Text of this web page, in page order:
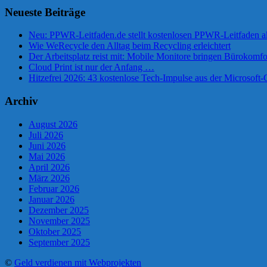
Neueste Beiträge
Neu: PPWR-Leitfaden.de stellt kostenlosen PPWR-Leitfaden
Wie WeRecycle den Alltag beim Recycling erleichtert
Der Arbeitsplatz reist mit: Mobile Monitore bringen
Cloud Print ist nur der Anfang …
Hitzefrei 2026: 43 kostenlose Tech-Impulse aus der
Archiv
August 2026
Juli 2026
Juni 2026
Mai 2026
April 2026
März 2026
Februar 2026
Januar 2026
Dezember 2025
November 2025
Oktober 2025
September 2025
© Geld verdienen mit Webprojekten